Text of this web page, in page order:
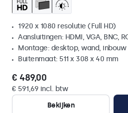
1920 x 1080 resolutie (Full HD)
Aansluitingen: HDMI, VGA, BNC,
Montage: desktop, wand, inbouw
Buitenmaat: 511 x 308 x 40 mm
€ 489,00
€ 591,69 incl. btw
Bekijken